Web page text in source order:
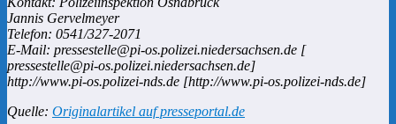
Jannis Gervelmeyer
Telefon: 0541/327-2071
E-Mail: pressestelle@pi-os.polizei.niedersachsen.de [
pressestelle@pi-os.polizei.niedersachsen.de]
http://www.pi-os.polizei-nds.de [http://www.pi-os.polizei-nds.de]
Quelle: Originalartikel auf presseportal.de